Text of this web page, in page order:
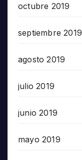
octubre 2019
septiembre 2019
agosto 2019
julio 2019
junio 2019
mayo 2019